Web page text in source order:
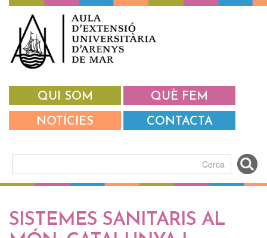
Vés al contingut
QUI SOM QUÈ FEM
NOTÍCIES CONTACTA
Formulari de cerca
SISTEMES SANITARIS AL